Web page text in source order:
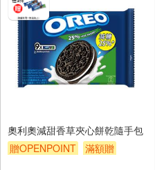
奧利奧減甜香草夾心餅乾隨手包
贈OPENPOINT
滿額贈